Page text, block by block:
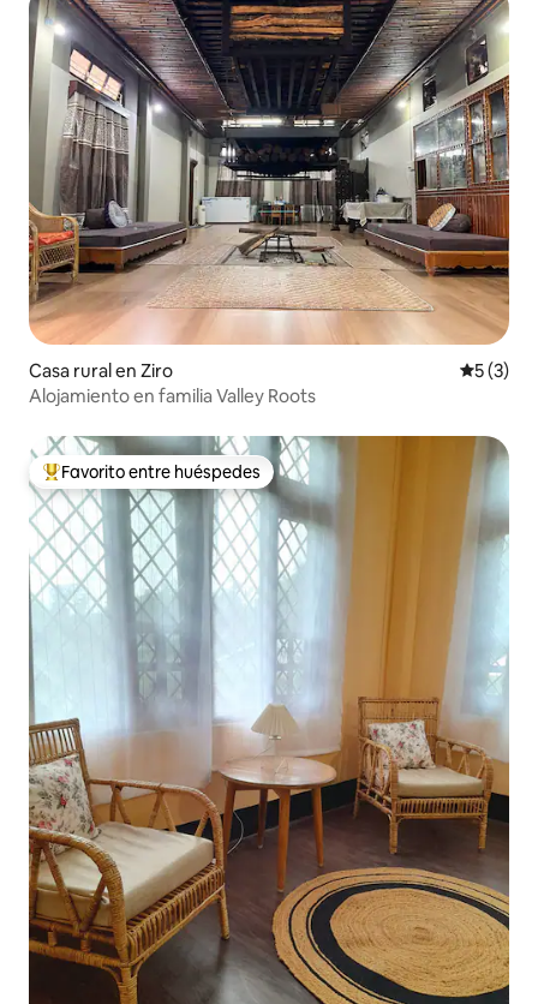
Casa rural en Ziro
5 (3)
Alojamiento en familia Valley Roots
Favorito entre los huéspedes más destacados
Favorito entre huéspedes